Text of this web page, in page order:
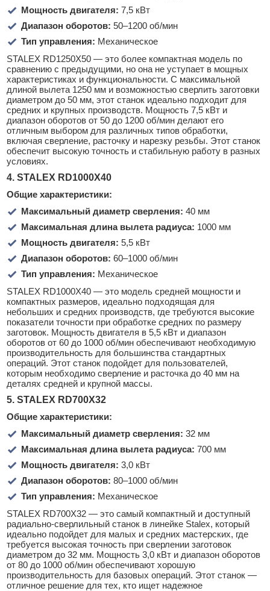
Мощность двигателя: 7,5 кВт
Диапазон оборотов: 50–1200 об/мин
Тип управления: Механическое
STALEX RD1250X50 — это более компактная модель по
сравнению с предыдущими, но она не уступает в мощных
характеристиках и функциональности. С максимальной
длиной вылета 1250 мм и возможностью сверлить заготовки
диаметром до 50 мм, этот станок идеально подходит для
средних и крупных производств. Мощность 7,5 кВт и
диапазон оборотов от 50 до 1200 об/мин делают его
отличным выбором для различных типов обработки,
включая сверление, расточку и нарезку резьбы. Этот станок
обеспечит высокую точность и стабильную работу в разных
условиях.
4. STALEX RD1000X40
Общие характеристики:
Максимальный диаметр сверления: 40 мм
Максимальная длина вылета радиуса: 1000 мм
Мощность двигателя: 5,5 кВт
Диапазон оборотов: 60–1000 об/мин
Тип управления: Механическое
STALEX RD1000X40 — это модель средней мощности и
компактных размеров, идеально подходящая для
небольших и средних производств, где требуются высокие
показатели точности при обработке средних по размеру
заготовок. Мощность двигателя в 5,5 кВт и диапазон
оборотов от 60 до 1000 об/мин обеспечивают необходимую
производительность для большинства стандартных
операций. Этот станок подойдет для пользователей,
которым необходимо сверление и расточка до 40 мм на
деталях средней и крупной массы.
5. STALEX RD700X32
Общие характеристики:
Максимальный диаметр сверления: 32 мм
Максимальная длина вылета радиуса: 700 мм
Мощность двигателя: 3,0 кВт
Диапазон оборотов: 80–1000 об/мин
Тип управления: Механическое
STALEX RD700X32 — это самый компактный и доступный
радиально-сверлильный станок в линейке Stalex, который
идеально подойдет для малых и средних мастерских, где
требуется высокая точность при сверлении заготовок
диаметром до 32 мм. Мощность 3,0 кВт и диапазон оборотов
от 80 до 1000 об/мин обеспечивают хорошую
производительность для базовых операций. Этот станок —
отличное решение для тех, кто ищет надежное